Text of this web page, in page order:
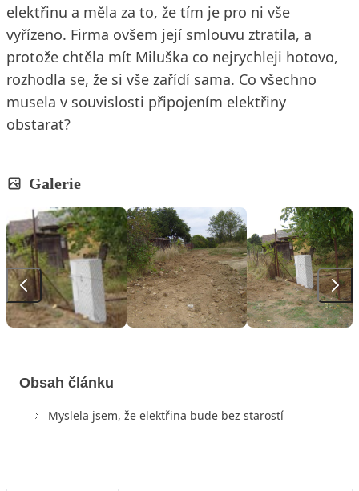
elektřinu a měla za to, že tím je pro ni vše
vyřízeno. Firma ovšem její smlouvu ztratila, a
protože chtěla mít Miluška co nejrychleji hotovo,
rozhodla se, že si vše zařídí sama. Co všechno
musela v souvislosti připojením elektřiny
obstarat?
Galerie
Obsah článku
Myslela jsem, že elektřina bude bez starostí